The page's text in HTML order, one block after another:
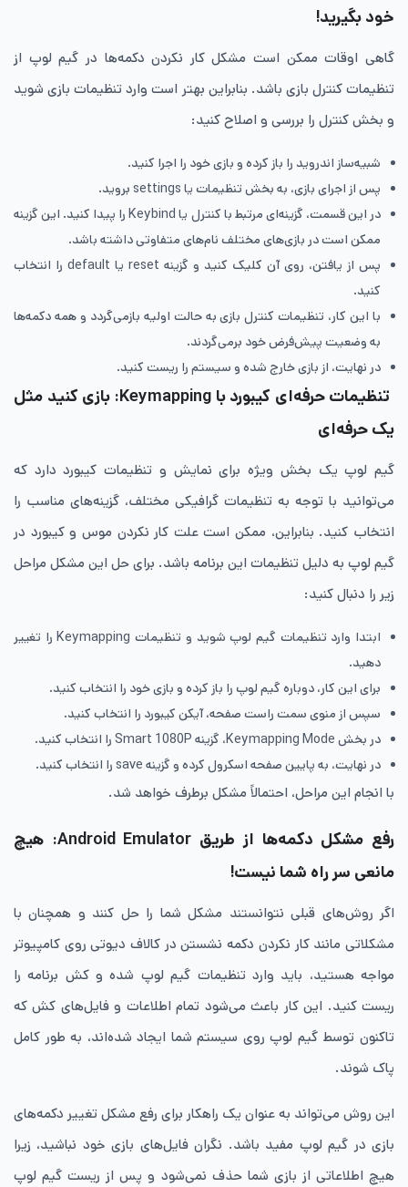
خود بگیرید!
گاهی اوقات ممکن است مشکل کار نکردن دکمه‌ها در گیم لوپ از
تنظیمات کنترل بازی باشد. بنابراین بهتر است وارد تنظیمات بازی شوید
و بخش کنترل را بررسی و اصلاح کنید:
شبیه‌ساز اندروید را باز کرده و بازی خود را اجرا کنید.
پس از اجرای بازی، به بخش تنظیمات یا settings بروید.
در این قسمت، گزینه‌ای مرتبط با کنترل یا Keybind را پیدا کنید. این گزینه
ممکن است در بازی‌های مختلف نام‌های متفاوتی داشته باشد.
پس از یافتن، روی آن کلیک کنید و گزینه reset یا default را انتخاب
کنید.
با این کار، تنظیمات کنترل بازی به حالت اولیه بازمی‌گردد و همه دکمه‌ها
به وضعیت پیش‌فرض خود برمی‌گردند.
در نهایت، از بازی خارج شده و سیستم را ریست کنید.
تنظیمات حرفه‌ای کیبورد با Keymapping: بازی کنید مثل
یک حرفه‌ای
گیم لوپ یک بخش ویژه برای نمایش و تنظیمات کیبورد دارد که
می‌توانید با توجه به تنظیمات گرافیکی مختلف، گزینه‌های مناسب را
انتخاب کنید. بنابراین، ممکن است علت کار نکردن موس و کیبورد در
گیم لوپ به دلیل تنظیمات این برنامه باشد. برای حل این مشکل مراحل
زیر را دنبال کنید:
ابتدا وارد تنظیمات گیم لوپ شوید و تنظیمات Keymapping را تغییر
دهید.
برای این کار، دوباره گیم لوپ را باز کرده و بازی خود را انتخاب کنید.
سپس از منوی سمت راست صفحه، آیکن کیبورد را انتخاب کنید.
در بخش Keymapping Mode، گزینه‌ Smart 1080P را انتخاب کنید.
در نهایت، به پایین صفحه اسکرول کرده و گزینه‌ save را انتخاب کنید.
با انجام این مراحل، احتمالاً مشکل برطرف خواهد شد.
رفع مشکل دکمه‌ها از طریق Android Emulator: هیچ
مانعی سر راه شما نیست!
اگر روش‌های قبلی نتوانستند مشکل شما را حل کنند و همچنان با
مشکلاتی مانند کار نکردن دکمه نشستن در کالاف دیوتی روی کامپیوتر
مواجه هستید، باید وارد تنظیمات گیم لوپ شده و کش برنامه را
ریست کنید. این کار باعث می‌شود تمام اطلاعات و فایل‌های کش که
تاکنون توسط گیم لوپ روی سیستم شما ایجاد شده‌اند، به طور کامل
پاک شوند.
این روش می‌تواند به عنوان یک راهکار برای رفع مشکل تغییر دکمه‌های
بازی در گیم لوپ مفید باشد. نگران فایل‌های بازی خود نباشید، زیرا
هیچ اطلاعاتی از بازی شما حذف نمی‌شود و پس از ریست گیم لوپ